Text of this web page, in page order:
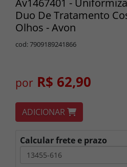
Av1467401 -
Duo De Tratamento
Olhos - Avon
cod: 7909189241866
por R$ 62,90
ADICIONAR
Calcular frete e prazo